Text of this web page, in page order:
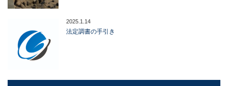
2025.1.14
法定調書の手引き